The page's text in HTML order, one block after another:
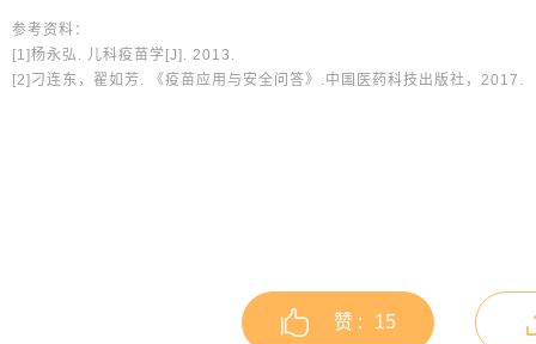
参考资料：
[1]杨永弘. 儿科疫苗学[J]. 2013.
[2]刁连东，翟如芳. 《疫苗应用与安全问答》.中国医药科技出版社，2017.
赞 : 15